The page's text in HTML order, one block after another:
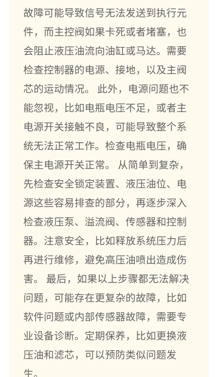
故障可能导致信号无法发送到执行元
件，而主控阀如果卡死或者堵塞，也
会阻止液压油流向油缸或马达。需要
检查控制器的电源、接地，以及主阀
芯的运动情况。 此外，电源问题也不
能忽视，比如电瓶电压不足，或者主
电源开关接触不良，可能导致整个系
统无法正常工作。检查电瓶电压，确
保主电源开关正常。 从简单到复杂，
先检查安全锁定装置、液压油位、电
源这些容易排查的部分，再逐步深入
检查液压泵、溢流阀、传感器和控制
器。注意安全，比如释放系统压力后
再进行维修，避免高压油喷出造成伤
害。 最后，如果以上步骤都无法解决
问题，可能存在更复杂的故障，比如
软件问题或内部传感器故障，需要专
业设备诊断。定期保养，比如更换液
压油和滤芯，可以预防类似问题发
生。